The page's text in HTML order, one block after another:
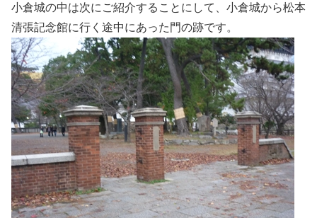
小倉城の中は次にご紹介することにして、小倉城から松本
清張記念館に行く途中にあった門の跡です。